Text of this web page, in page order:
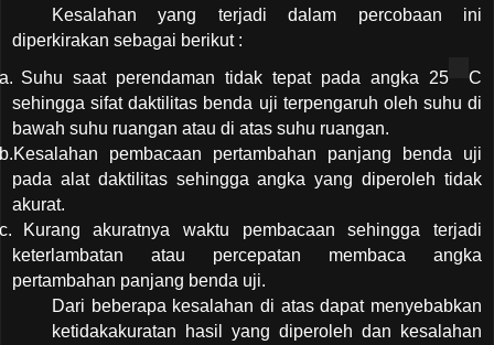
Kesalahan yang terjadi dalam percobaan ini
diperkirakan sebagai berikut :
a. Suhu saat perendaman tidak tepat pada angka 25
C
sehingga sifat daktilitas benda uji terpengaruh oleh suhu di
bawah suhu ruangan atau di atas suhu ruangan.
b.Kesalahan pembacaan pertambahan panjang benda uji
pada alat daktilitas sehingga angka yang diperoleh tidak
akurat.
c.
Kurang akuratnya waktu pembacaan sehingga terjadi
keterlambatan atau percepatan membaca angka
pertambahan panjang benda uji.
Dari beberapa kesalahan di atas dapat menyebabkan
ketidakakuratan hasil yang diperoleh dan kesalahan